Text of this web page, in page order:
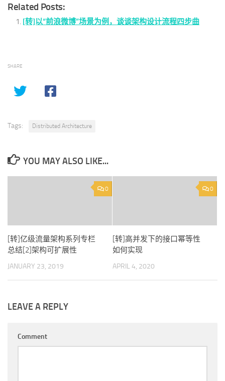
Related Posts:
[转]以“前浪微博”场景为例，谈谈架构设计流程四步曲
SHARE
Tags: Distributed Architecture
YOU MAY ALSO LIKE...
0
[转]亿级流量架构系列专栏
总结[2]架构可扩展性
JANUARY 23, 2019
0
[转]高并发下的接口幂等性
如何实现
APRIL 4, 2020
LEAVE A REPLY
Comment